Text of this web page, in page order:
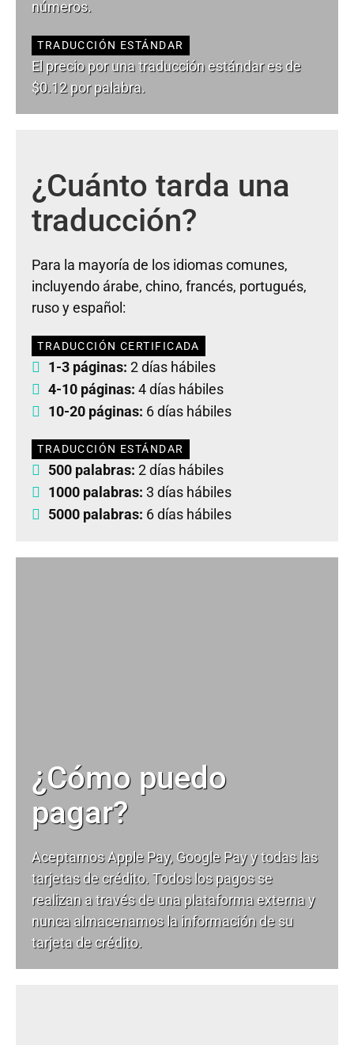
números.
TRADUCCIÓN ESTÁNDAR
El precio por una traducción estándar es de
$0.12 por palabra.
¿Cuánto tarda una
traducción?
Para la mayoría de los idiomas comunes,
incluyendo árabe, chino, francés, portugués,
ruso y español:
TRADUCCIÓN CERTIFICADA
1-3 páginas: 2 días hábiles
4-10 páginas: 4 días hábiles
10-20 páginas: 6 días hábiles
TRADUCCIÓN ESTÁNDAR
500 palabras: 2 días hábiles
1000 palabras: 3 días hábiles
5000 palabras: 6 días hábiles
¿Cómo puedo
pagar?
Aceptamos Apple Pay, Google Pay y todas las
tarjetas de crédito. Todos los pagos se
realizan a través de una plataforma externa y
nunca almacenamos la información de su
tarjeta de crédito.